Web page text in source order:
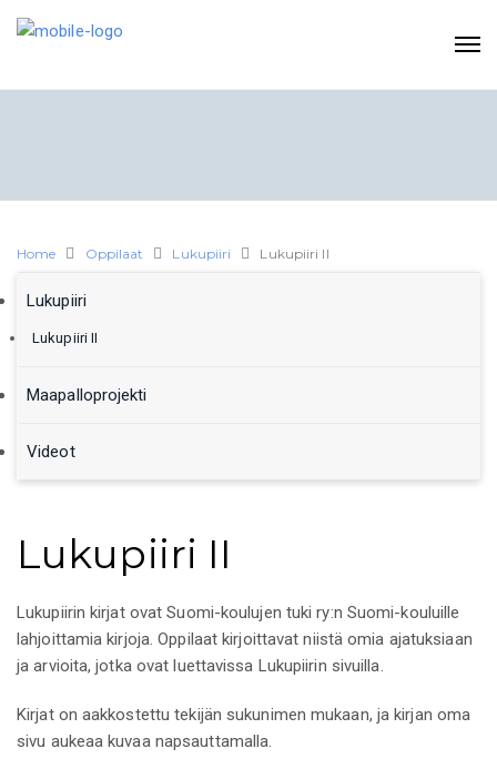
Home Oppilaat Lukupiiri Lukupiiri II
Lukupiiri
Lukupiiri II
Maapalloprojekti
Videot
Lukupiiri II
Lukupiirin kirjat ovat Suomi-koulujen tuki ry:n Suomi-kouluille
lahjoittamia kirjoja. Oppilaat kirjoittavat niistä omia ajatuksiaan
ja arvioita, jotka ovat luettavissa Lukupiirin sivuilla.
Kirjat on aakkostettu tekijän sukunimen mukaan, ja kirjan oma
sivu aukeaa kuvaa napsauttamalla.